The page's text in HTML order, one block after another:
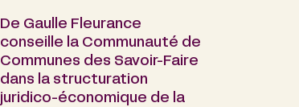
De Gaulle Fleurance
conseille la Communauté de
Communes des Savoir-Faire
dans la structuration
juridico-économique de la